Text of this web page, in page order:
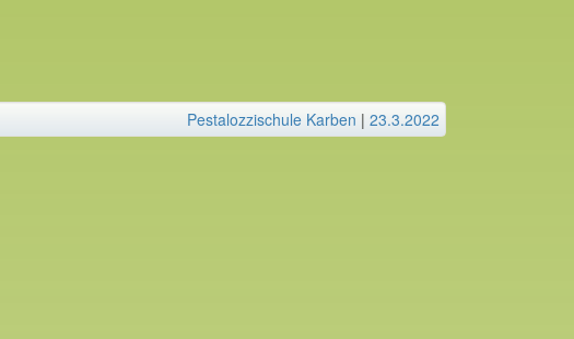
Pestalozzischule Karben | 23.3.2022